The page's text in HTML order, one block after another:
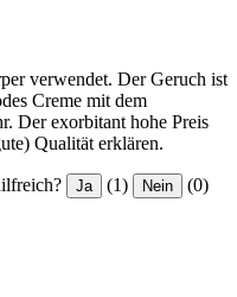
verwendet. Der Geruch ist
Creme mit dem
Der exorbitant hohe Preis
Qualität erklären.
Ja (1) Nein (0)